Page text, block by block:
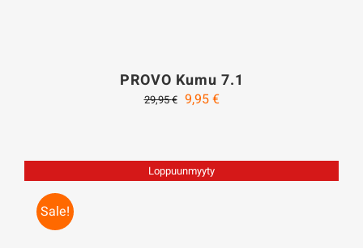
PROVO Kumu 7.1
29,95€ Alkuperäinen
29,95 €.
9,95€Nykyinen
9,95 €.
Loppuunmyyty
Sale!